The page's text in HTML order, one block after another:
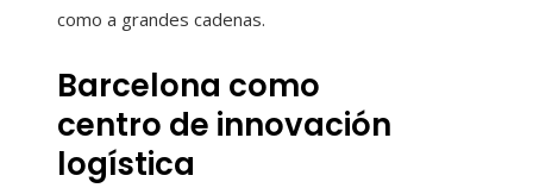
como a grandes cadenas.
Barcelona como
centro de innovación
logística